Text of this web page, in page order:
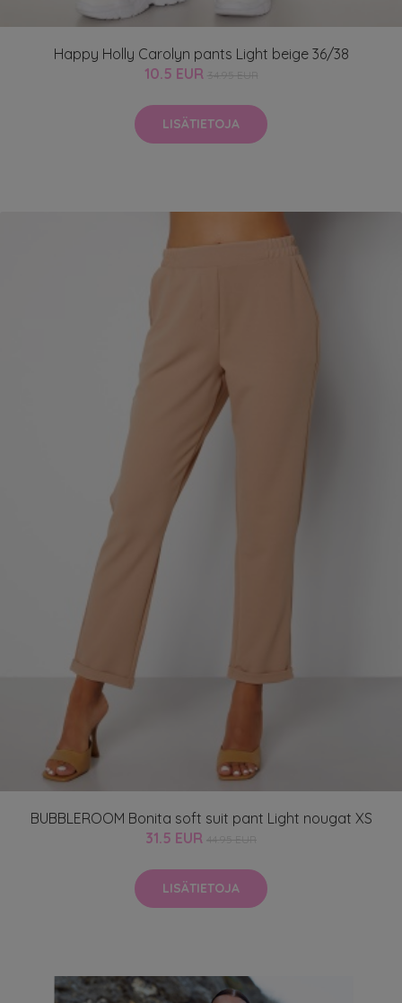
Happy Holly Carolyn pants Light beige 36/38
10.5 EUR
LISÄTIETOJA
BUBBLEROOM Bonita soft suit pant Light nougat XS
31.5 EUR
LISÄTIETOJA